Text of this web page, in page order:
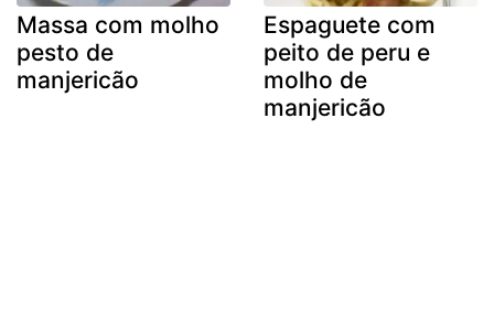
Massa com molho
pesto de
manjericão
Espaguete com
peito de peru e
molho de
manjericão